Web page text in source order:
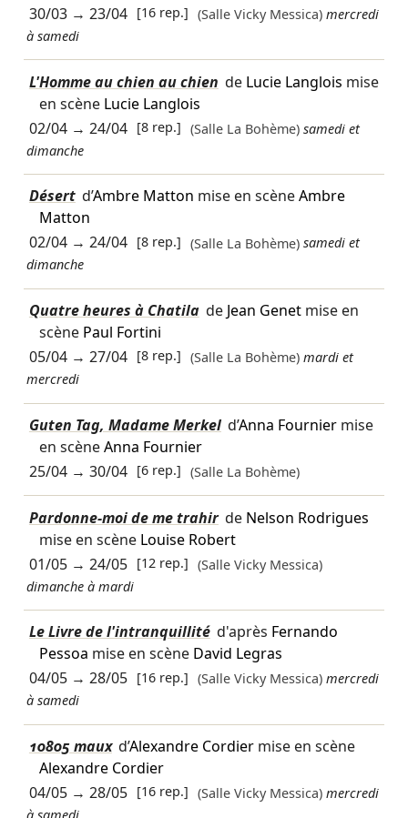
30/03→ 23/04 [16 rep.] (Salle Vicky Messica) mercredi
à samedi
L'Homme au chien au chien de Lucie Langlois mise
en scène Lucie Langlois
02/04→ 24/04 [8 rep.] (Salle La Bohème) samedi et
dimanche
Désert d’Ambre Matton mise en scèneAmbre
Matton
02/04→ 24/04 [8 rep.] (Salle La Bohème) samedi et
dimanche
Quatre heures à Chatila de Jean Genetmise en
scène Paul Fortini
05/04→ 27/04 [8 rep.] (Salle La Bohème) mardi et
mercredi
Guten Tag, Madame Merkel d’Anna Fourniermise
en scèneAnna Fournier
25/04→ 30/04 [6 rep.] (Salle La Bohème)
Pardonne-moi de me trahir de Nelson Rodrigues
mise en scène Louise Robert
01/05→ 24/05 [12 rep.] (Salle Vicky Messica)
dimanche à mardi
Le Livre de l'intranquillité d'après Fernando
Pessoa mise en scène David Legras
04/05→ 28/05 [16 rep.] (Salle Vicky Messica) mercredi
à samedi
10805 maux d’Alexandre Cordiermise en scène
Alexandre Cordier
04/05→ 28/05 [16 rep.] (Salle Vicky Messica) mercredi